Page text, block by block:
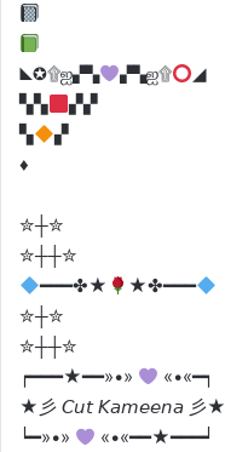
◣✪۩ஐ▞▚ ▞▚ஐ۩
◢
▚▚
▞▞
▚
▞
♦️
✮┼✮
✮┼┼✮
━━━✤★
★✤━━━
✮┼✮
✮┼┼✮
┍━━━★━━»•»
«•«━┑
★彡 𝘊𝘶𝘵 𝘒𝘢𝘮𝘦𝘦𝘯𝘢 彡★
┕━»•»
«•«━━★━━━┙